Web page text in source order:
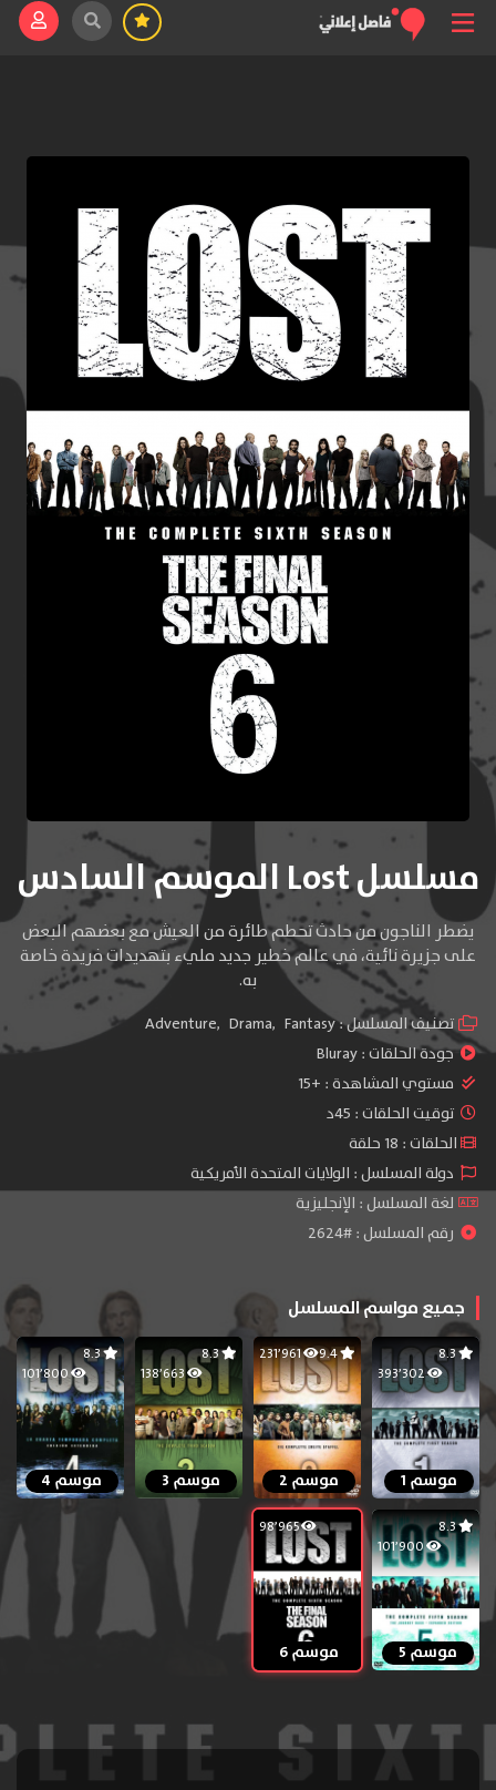
مسلسل Lost الموسم السادس
‏يضطر الناجون من حادث تحطم طائرة من العيش مع بعضهم البعض
على جزيرة نائية، في عالم خطير جديد مليء بتهديدات فريدة خاصة
به.
تصنيف المسلسل : Adventure, Drama, Fantasy
جودة الحلقات :Bluray
مستوي المشاهدة : +15
توقيت الحلقات : 45د
الحلقات : 18 حلقة
دولة المسلسل : الولايات المتحدة الأمريكية
لغة المسلسل : الإنجليزية
رقم المسلسل : #2624
جميع مواسم المسلسل
8.3
393٬302
موسم 1
9.4 231٬961
موسم 2
8.3
موسم 3
8.3
101٬800
موسم 4
8.3
101٬900
موسم 5
98٬965
موسم 6